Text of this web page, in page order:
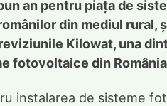
an pentru piața de
din mediul
Kilowat, una
fotovoltaice din
instalarea de sisteme